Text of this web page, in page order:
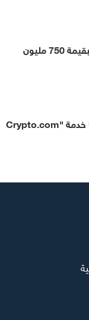
"طاقة" تصدر سندات زرقاء بقيمة 750 مليون
طيران الإمارات تطلق رسميا خدمة "Crypto.com